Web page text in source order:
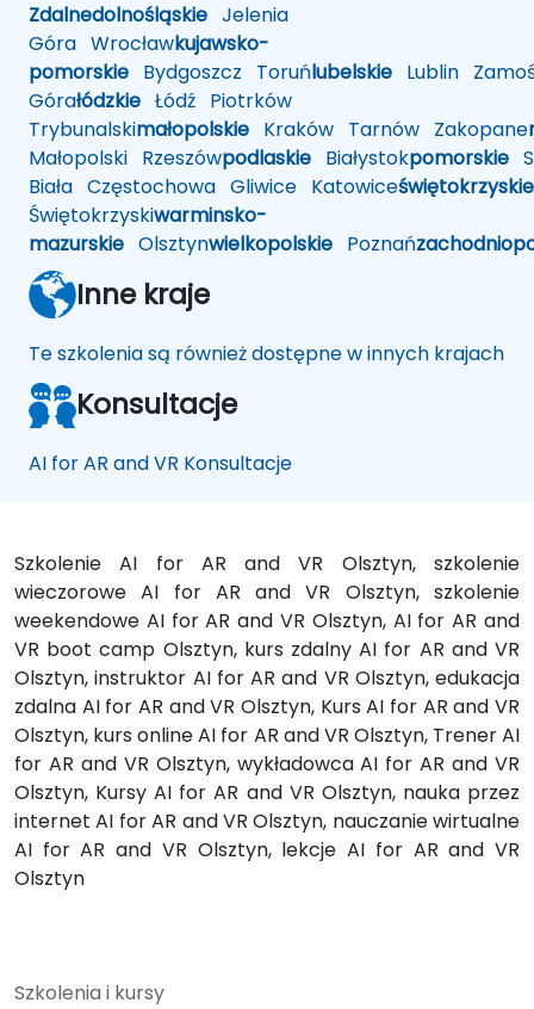
Zdalnedolnośląskie Jelenia
Góra Wrocławkujawsko-
pomorskie Bydgoszcz Toruńlubelskie Lublin
Górałódzkie Łódź Piotrków
Trybunalskimałopolskie Kraków Tarnów Zakopane
Małopolski Rzeszówpodlaskie Białystokpomorskie
Biała Częstochowa Gliwice Katowiceświętokrzyskie
Świętokrzyskiwarminsko-
mazurskie Olsztynwielkopolskie Poznań
Inne kraje
Te szkolenia są również dostępne w innych krajach
Konsultacje
AI for AR and VR Konsultacje
Szkolenie AI for AR and VR Olsztyn, szkolenie
wieczorowe AI for AR and VR Olsztyn, szkolenie
weekendowe AI for AR and VR Olsztyn, AI for AR and
VR boot camp Olsztyn, kurs zdalny AI for AR and VR
Olsztyn, instruktor AI for AR and VR Olsztyn, edukacja
zdalna AI for AR and VR Olsztyn, Kurs AI for AR and VR
Olsztyn, kurs online AI for AR and VR Olsztyn, Trener AI
for AR and VR Olsztyn, wykładowca AI for AR and VR
Olsztyn, Kursy AI for AR and VR Olsztyn, nauka przez
internet AI for AR and VR Olsztyn, nauczanie wirtualne
AI for AR and VR Olsztyn, lekcje AI for AR and VR
Olsztyn
Szkolenia i kursy